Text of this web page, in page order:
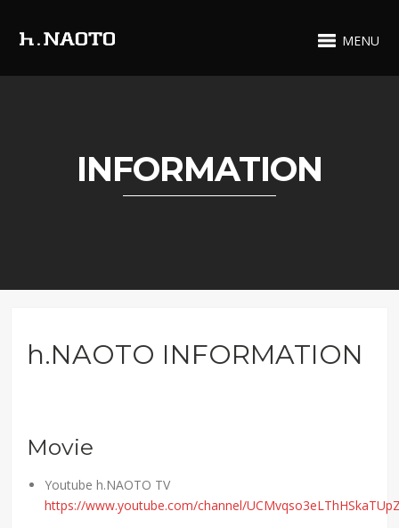
MENU
INFORMATION
h.NAOTO INFORMATION
Movie
Youtube h.NAOTO TV
https://www.youtube.com/channel/